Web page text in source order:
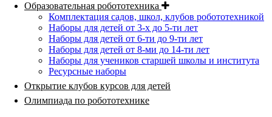
Образовательная робототехника
Комплектация садов, школ, клубов робототехникой
Наборы для детей от 3-х до 5-ти лет
Наборы для детей от 6-ти до 9-ти лет
Наборы для детей от 8-ми до 14-ти лет
Наборы для учеников старшей школы и института
Ресурсные наборы
Открытие клубов курсов для детей
Олимпиада по робототехнике